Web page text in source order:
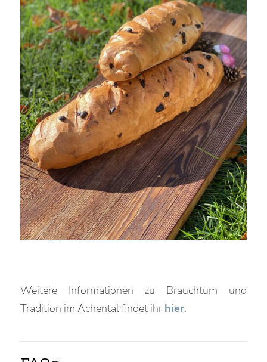
Weitere Informationen zu Brauchtum und
Tradition im Achental findet ihr hier.